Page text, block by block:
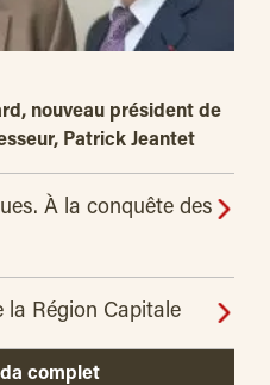
nouveau président de
Patrick Jeantet
À la conquête des
la Région Capitale
complet